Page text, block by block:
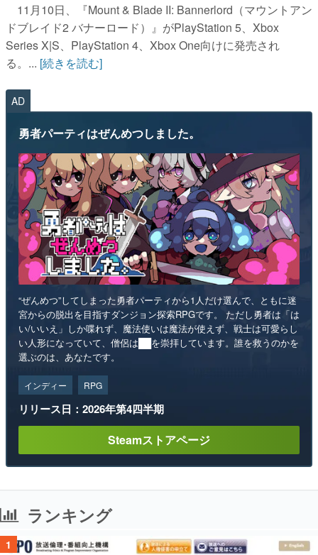
11月10日、『Mount & Blade II: Bannerlord（マウントアン
ドブレイド2 バナーロード）』がPlayStation 5、Xbox
Series X|S、PlayStation 4、Xbox One向けに発売され
る。... [続きを読む]
AD
勇者パーティはぜんめつしました。
“ぜんめつ”してしまった勇者パーティから1人だけ選んで、ともに迷
宮からの脱出を目指すダンジョン探索RPGです。 ただし勇者は「は
い/いいえ」しか喋れず、魔法使いは魔法が使えず、戦士は可愛らし
い人形になっていて、僧侶は██を崇拝しています。誰を救うのかを
選ぶのは、あなたです。
インディー RPG
リリース日：2026年第4四半期
Steamストアページ
ランキング
1